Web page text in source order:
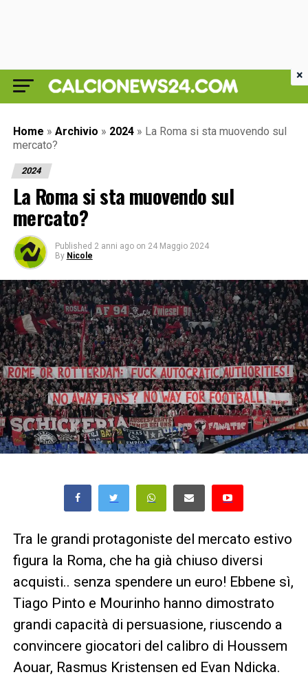
Home » Archivio » 2024 » La Roma si sta muovendo sul
mercato?
2024
La Roma si sta muovendo sul
mercato?
Published 2 anni ago on 24 Maggio 2024
By Nicole
Tra le grandi protagoniste del mercato estivo
figura la Roma, che ha già chiuso diversi
acquisti.. senza spendere un euro! Ebbene sì,
Tiago Pinto e Mourinho hanno dimostrato
grandi capacità di persuasione, riuscendo a
convincere giocatori del calibro di Houssem
Aouar, Rasmus Kristensen ed Evan Ndicka.
×